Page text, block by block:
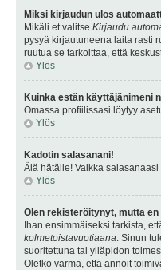
Miksi kirjaudun ulos
Mikäli et valitse Kirjaudu
pysyä kirjautuneena laita rasti
ruutua se tarkoittaa, että
Ylös
Kuinka estän käyttäjänimeni
Omassa profiilissasi löytyy
Ylös
Kadotin salasanani!
Älä hätäile! Vaikka
Ylös
Olen rekisteröitynyt, mutta
Ihan ensimmäiseksi tarkista,
kolmetoistavuotiaana. Sinun
suoritettuna tai ylläpidon
Oletko varma, että annoit